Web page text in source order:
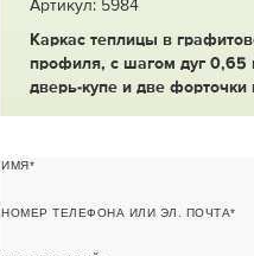
Артикул: 5984
Каркас теплицы в
профиля, с шагом дуг 0,65
дверь-купе и две форточки
ИМЯ
НОМЕР ТЕЛЕФОНА ИЛИ ЭЛ. ПОЧТА